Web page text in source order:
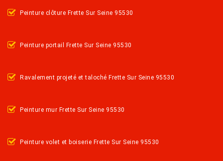
Peinture clôture Frette Sur Seine 95530
Peinture portail Frette Sur Seine 95530
Ravalement projeté et taloché Frette Sur Seine 95530
Peinture mur Frette Sur Seine 95530
Peinture volet et boiserie Frette Sur Seine 95530